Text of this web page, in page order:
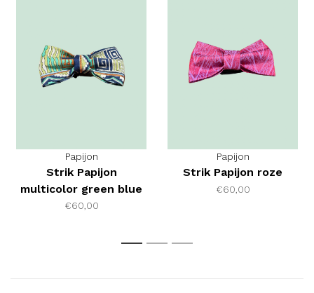
Papijon
Strik Papijon
multicolor green blue
€60,00
Papijon
Strik Papijon roze
€60,00
1 2 3